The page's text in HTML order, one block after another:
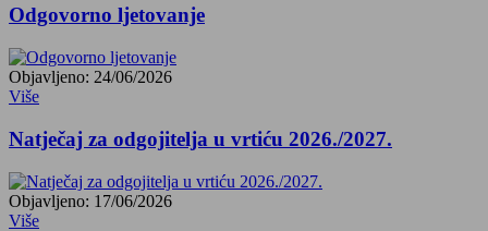
Odgovorno ljetovanje
Objavljeno: 24/06/2026
Više
Natječaj za odgojitelja u vrtiću 2026./2027.
Objavljeno: 17/06/2026
Više